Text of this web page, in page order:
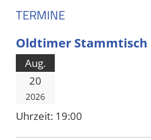
TERMINE
Oldtimer Stammtisch
Aug.
20
2026
Uhrzeit: 19:00